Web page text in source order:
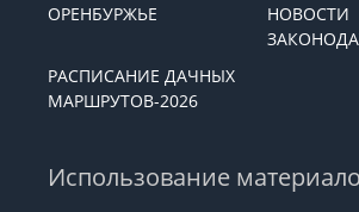
ОРЕНБУРЖЬЕ
НОВОСТИ
РАСПИСАНИЕ ДАЧНЫХ
МАРШРУТОВ-2026
Использование